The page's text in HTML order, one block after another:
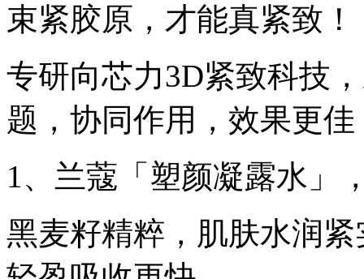
束紧胶原，才能真紧致！
专研向芯力3D紧致科技
题，协同作用，效果更佳
1、兰蔻「塑颜凝露水」
黑麦籽精粹，肌肤水润